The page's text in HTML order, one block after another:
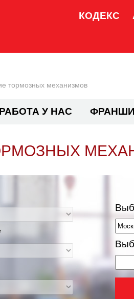
КОДЕКС
тормозных механизмов
РАБОТА У НАС